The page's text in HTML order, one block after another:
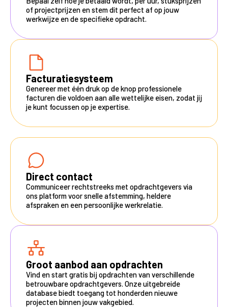
of projectprijzen en stem dit perfect af op jouw
werkwijze en de specifieke opdracht.
Facturatiesysteem
Genereer met één druk op de knop professionele
facturen die voldoen aan alle wettelijke eisen, zodat jij
je kunt focussen op je expertise.
Direct contact
Communiceer rechtstreeks met opdrachtgevers via
ons platform voor snelle afstemming, heldere
afspraken en een persoonlijke werkrelatie.
Groot aanbod aan opdrachten
Vind en start gratis bij opdrachten van verschillende
betrouwbare opdrachtgevers. Onze uitgebreide
database biedt toegang tot honderden nieuwe
projecten binnen jouw vakgebied.